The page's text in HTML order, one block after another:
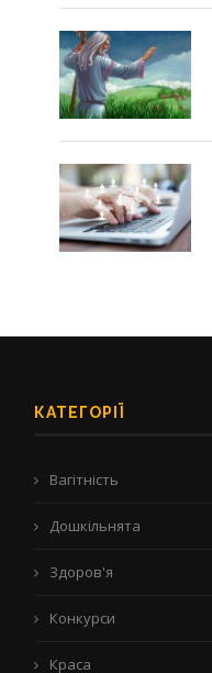
КАТЕГОРІЇ
Вагітність
Дошкільнята
Здоров'я
Конкурси
Краса